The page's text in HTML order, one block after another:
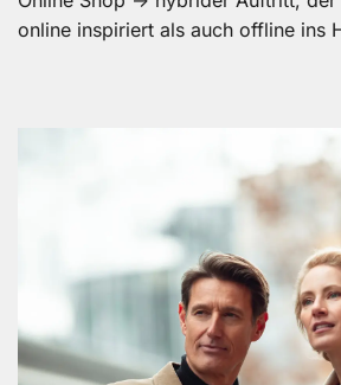
online inspiriert als auch offline ins